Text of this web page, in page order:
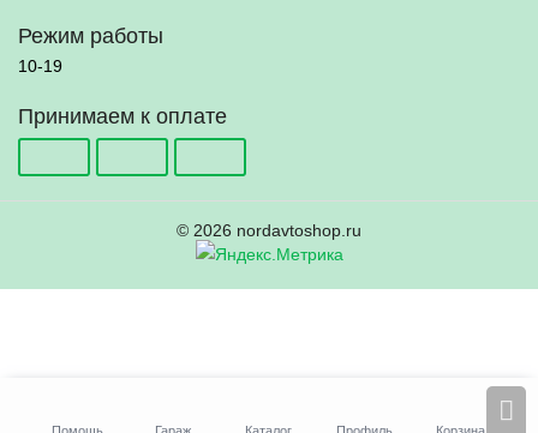
Режим работы
10-19
Принимаем к оплате
© 2026 nordavtoshop.ru